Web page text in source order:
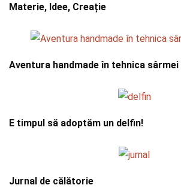
Materie, Idee, Creație
Aventura handmade în tehnica
E timpul să adoptăm un delfin!
Jurnal de călătorie